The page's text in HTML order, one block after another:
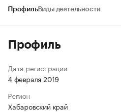
ПрофильВиды деятельности
Профиль
Дата регистрации
4 февраля 2019
Регион
Хабаровский край